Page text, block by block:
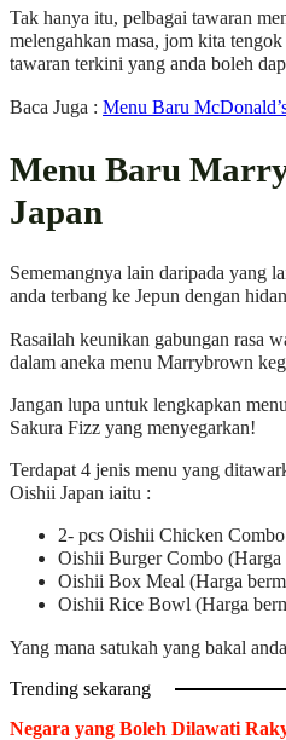
Tak hanya itu, pelbagai tawaran
melengahkan masa, jom kita
tawaran terkini yang anda boleh
Baca Juga : Menu Baru
Menu Baru
Japan
Sememangnya lain daripada yang
anda terbang ke Jepun dengan
Rasailah keunikan gabungan rasa
dalam aneka menu Marrybrown
Jangan lupa untuk lengkapkan
Sakura Fizz yang menyegarkan!
Terdapat 4 jenis menu yang
Oishii Japan iaitu :
2- pcs Oishii Chicken
Oishii Burger Combo
Oishii Box Meal (Harga
Oishii Rice Bowl (Harga
Yang mana satukah yang bakal
Trending sekarang
Negara yang Boleh Dilawati